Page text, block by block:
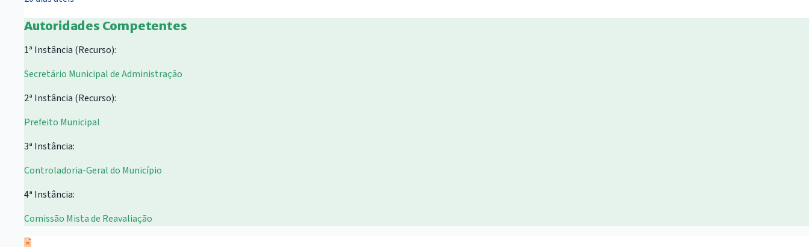
Autoridades Competentes
1ª Instância (Recurso):
Secretário Municipal de Administração
2ª Instância (Recurso):
Prefeito Municipal
3ª Instância:
Controladoria-Geral do Município
4ª Instância:
Comissão Mista de Reavaliação